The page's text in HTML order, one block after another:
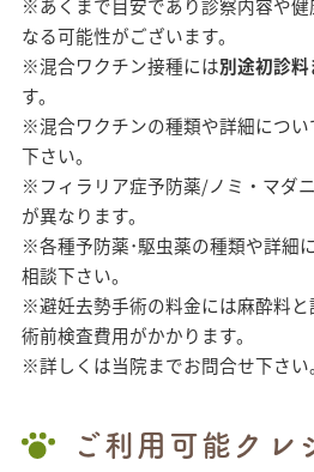
※あくまで目安であり診察内容や
なる可能性がございます。
※混合ワクチン接種には別途初診
す。
※混合ワクチンの種類や詳細につ
下さい。
※フィラリア症予防薬/ノミ・マダ
が異なります。
※各種予防薬･駆虫薬の種類や詳細
相談下さい。
※避妊去勢手術の料金には麻酔料
術前検査費用がかかります。
※詳しくは当院までお問合せ下さい。
ご利用可能クレ